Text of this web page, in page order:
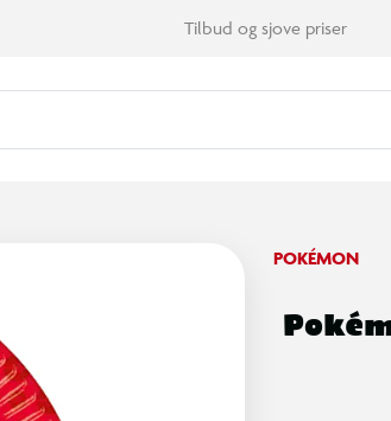
Tilbud og sjove priser
POKÉMON